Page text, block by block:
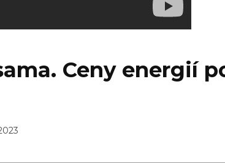
Ceny energií